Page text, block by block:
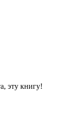
эту книгу!